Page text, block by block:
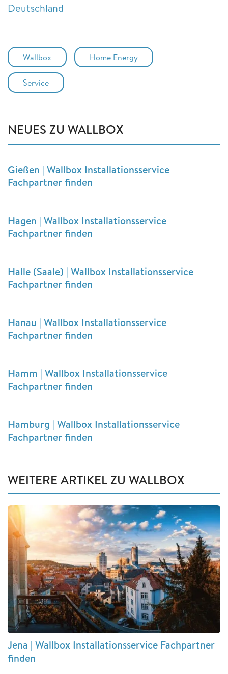
Deutschland
Wallbox Home Energy
Service
NEUES ZU WALLBOX
Gießen | Wallbox Installationsservice
Fachpartner finden
Hagen | Wallbox Installationsservice
Fachpartner finden
Halle (Saale) | Wallbox Installationsservice
Fachpartner finden
Hanau | Wallbox Installationsservice
Fachpartner finden
Hamm | Wallbox Installationsservice
Fachpartner finden
Hamburg | Wallbox Installationsservice
Fachpartner finden
WEITERE ARTIKEL ZU WALLBOX
Jena | Wallbox Installationsservice Fachpartner
finden